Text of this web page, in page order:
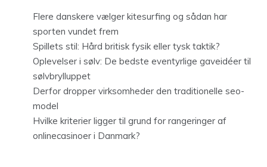
Flere danskere vælger kitesurfing og sådan har
sporten vundet frem
Spillets stil: Hård britisk fysik eller tysk taktik?
Oplevelser i sølv: De bedste eventyrlige gaveidéer til
sølvbrylluppet
Derfor dropper virksomheder den traditionelle seo-
model
Hvilke kriterier ligger til grund for rangeringer af
onlinecasinoer i Danmark?